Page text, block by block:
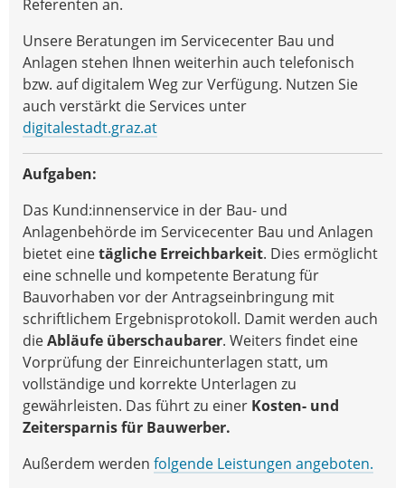
Referenten an.
Unsere Beratungen im Servicecenter Bau und
Anlagen stehen Ihnen weiterhin auch telefonisch
bzw. auf digitalem Weg zur Verfügung. Nutzen Sie
auch verstärkt die Services unter
digitalestadt.graz.at
Aufgaben:
Das Kund:innenservice in der Bau- und
Anlagenbehörde im Servicecenter Bau und Anlagen
bietet einetägliche Erreichbarkeit. Dies ermöglicht
eine schnelle und kompetente Beratung für
Bauvorhaben vor der Antragseinbringung mit
schriftlichem Ergebnisprotokoll. Damit werden auch
dieAbläufe überschaubarer. Weiters findet eine
Vorprüfung der Einreichunterlagen statt, um
vollständige und korrekte Unterlagen zu
gewährleisten. Das führt zu einer Kosten- und
Zeitersparnis für Bauwerber.
Außerdem werden folgende Leistungen angeboten.